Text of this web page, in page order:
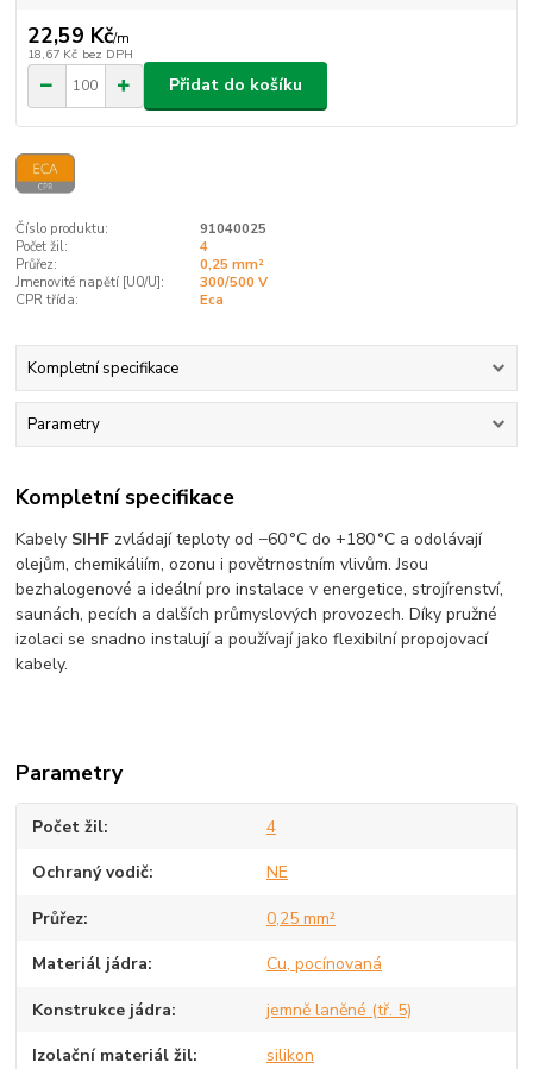
22,59 Kč/m
18,67 Kč bez DPH
Přidat do košíku
Číslo produktu:
91040025
Počet žil:
4
Průřez:
0,25 mm²
Jmenovité napětí [U0/U]:
300/500 V
CPR třída:
Eca
Kompletní specifikace
Parametry
Kompletní specifikace
Kabely SIHF zvládají teploty od −60 °C do +180 °C a odolávají
olejům, chemikáliím, ozonu i povětrnostním vlivům. Jsou
bezhalogenové a ideální pro instalace v energetice, strojírenství,
saunách, pecích a dalších průmyslových provozech. Díky pružné
izolaci se snadno instalují a používají jako flexibilní propojovací
kabely.
Parametry
Počet žil 4
Ochraný vodič NE
Průřez 0,25 mm²
Materiál jádra Cu, pocínovaná
Konstrukce jádra jemně laněné (tř. 5)
Izolační materiál žil silikon